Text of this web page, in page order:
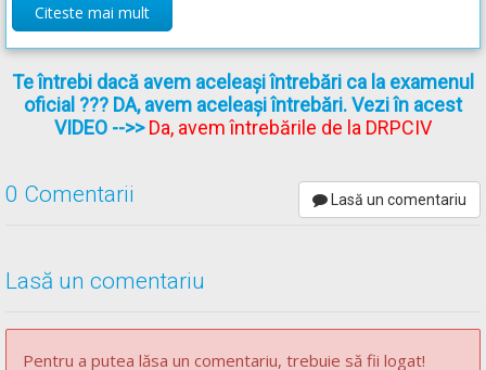
OUG* - Articolul 59
[...]
(2)În intersecţii, conducătorii vehiculelor care virează
vehiculelor cu care se intersectează şi care circulă din
partea dreapta.
Conducătorul de vehicul este obligat să circule cu o viteza
Citeste mai mult
Te întrebi dacă avem aceleași întrebări ca la examenul
oficial ??? DA, avem aceleași întrebări. Vezi în acest
VIDEO -->>Da, avem întrebările de la DRPCIV
0 Comentarii Lasă un comentariu
Lasă un comentariu
Pentru a putea lăsa un comentariu, trebuie să fii logat!